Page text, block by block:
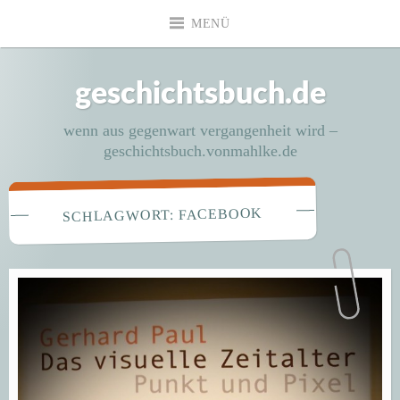
MENÜ
geschichtsbuch.de
wenn aus gegenwart vergangenheit wird –
geschichtsbuch.vonmahlke.de
SCHLAGWORT: FACEBOOK